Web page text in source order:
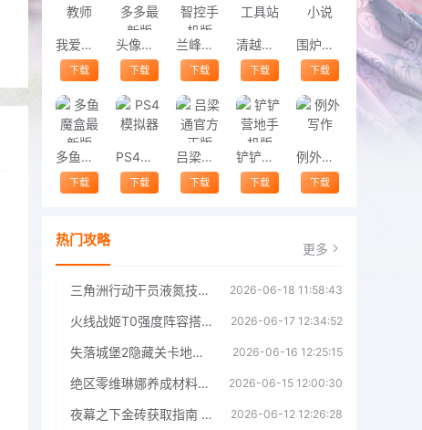
我爱教师
下载
头像多多最新版
下载
兰峰智控手机版
下载
清越工具站
下载
围炉小说
下载
多鱼魔盒最新版
下载
PS4模拟器
下载
吕梁通官方正版
下载
铲铲营地手机版
下载
例外写作
下载
热门攻略 更多
三角洲行动干员液氮技能效果详解 三角洲行动干员液氮技能介绍 2026-06-18 11:58:43
火线战姬T0强度阵容搭配推荐 火线战姬T0强度阵容哪个好 2026-06-17 12:34:52
失落城堡2隐藏关卡地图解锁指南 2026-06-16 12:25:15
绝区零维琳娜养成材料汇总指南 2026-06-15 12:00:30
夜幕之下金砖获取指南 夜幕之下金砖获取方法 2026-06-12 12:26:28